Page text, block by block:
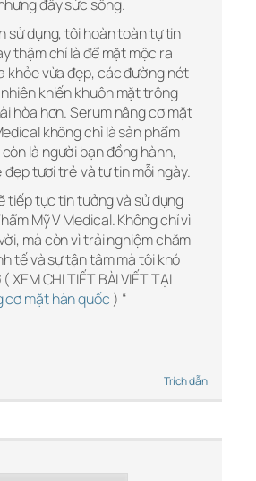
đầy sức sống.
sử dụng, tôi hoàn toàn tự tin
thậm chí là để mặt mộc ra
khỏe vừa đẹp, các đường nét
khiến khuôn mặt trông
hòa hơn. Serum nâng cơ mặt
không chỉ là sản phẩm
là người bạn đồng hành,
tươi trẻ và tự tin mỗi ngày.
tiếp tục tin tưởng và sử dụng
Mỹ V Medical. Không chỉ vì
mà còn vì trải nghiệm chăm
tế và sự tận tâm mà tôi khó
CHI TIẾT BÀI VIẾT TẠI
cơ mặt hàn quốc ) “
Trích dẫn